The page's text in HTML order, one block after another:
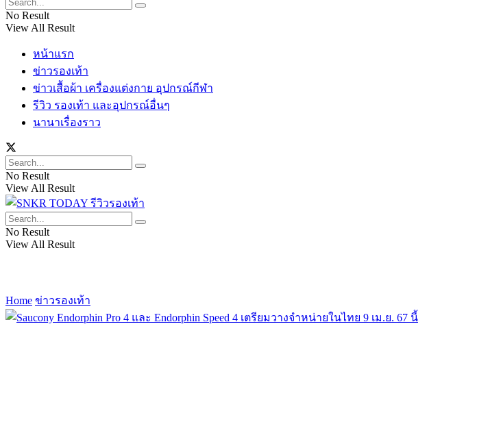
No Result
View All Result
หน้าแรก
ข่าวรองเท้า
ข่าวเสื้อผ้า เครื่องแต่งกาย อุปกรณ์กีฬา
รีวิว รองเท้า และอุปกรณ์อื่นๆ
นานาเรื่องราว
No Result
View All Result
No Result
View All Result
Home ข่าวรองเท้า